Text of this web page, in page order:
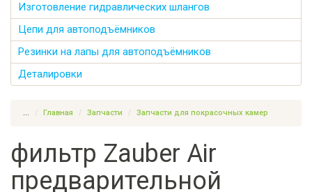
Изготовление гидравлических шлангов
Цепи для автоподъёмников
Резинки на лапы для автоподъёмников
Деталировки
... Главная Запчасти Запчасти для покрасочных камер
фильтр Zauber Air
предварительной